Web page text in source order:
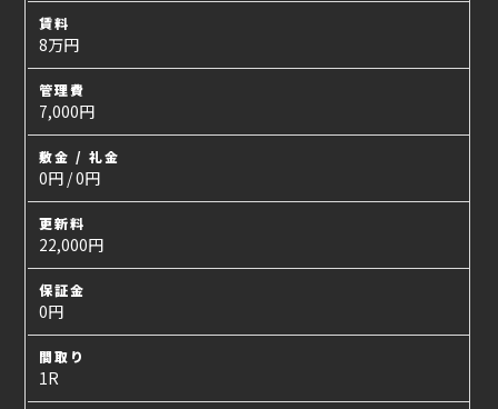
賃料
8万円
管理費
7,000円
敷金 / 礼金
0円 / 0円
更新料
22,000円
保証金
0円
間取り
1R